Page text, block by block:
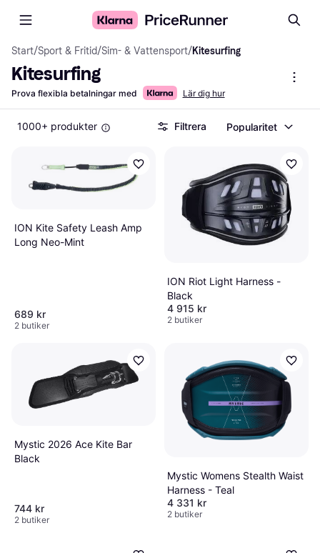
Start/Sport & Fritid/Sim- & Vattensport/Kitesurfing
Kitesurfing
Prova flexibla betalningar med Lär dig hur
1000+ produkter Filtrera Popularitet
ION Kite Safety Leash Amp
Long Neo-Mint
689 kr
2 butiker
ION Riot Light Harness -
Black
4 915 kr
2 butiker
Mystic 2026 Ace Kite Bar
Black
744 kr
2 butiker
Mystic Womens Stealth Waist
Harness - Teal
4 331 kr
2 butiker